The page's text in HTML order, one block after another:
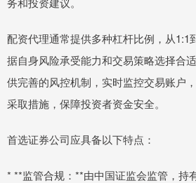
配资代理通常提供多种杠杆比例，从1:1
据自身风险承受能力和交易策略选择合
供完善的风控机制，实时监控交易账户
采取措施，保障投资者资金安全。
首选证券公司应具备以下特点：
* **监管合规：**由中国证监会监管，持